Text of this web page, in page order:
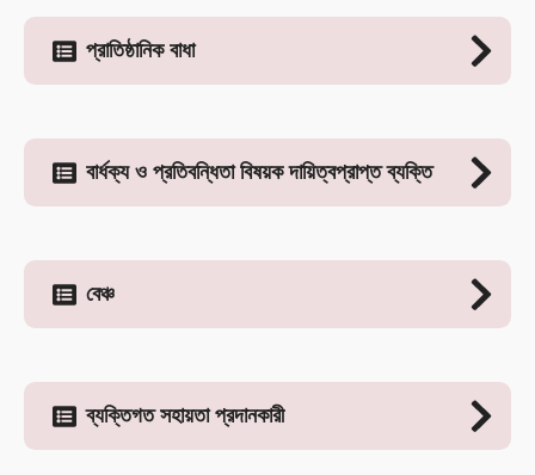
প্রাতিষ্ঠানিক বাধা
বার্ধক্য ও প্রতিবন্ধিতা বিষয়ক দায়িত্বপ্রাপ্ত ব্যক্তি
বেঞ্চ
ব্যক্তিগত সহায়তা প্রদানকারী